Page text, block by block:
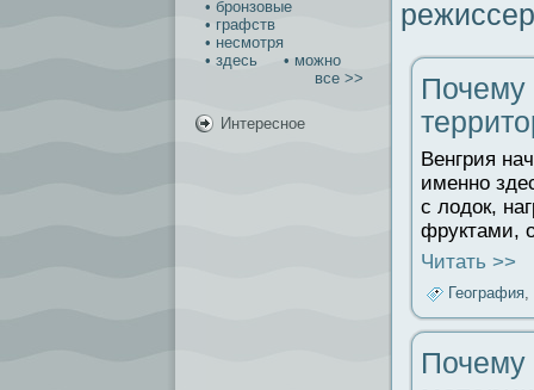
• бронзовые
• графств
• несмотря
• здесь
• можно
все >>
Интересное
Почему
Венгрия
именно
с лодок,
фруктами,
Читать >>
География,
Почему